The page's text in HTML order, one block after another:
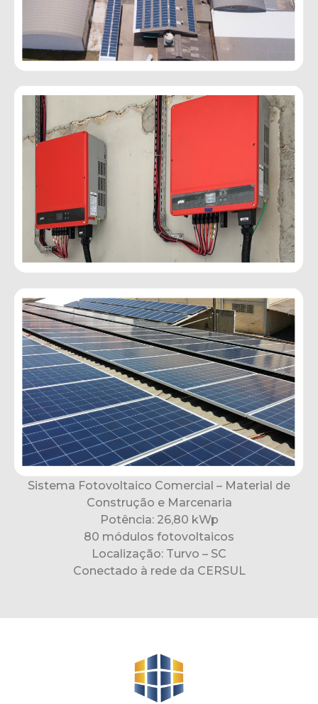
Sistema Fotovoltaico Comercial – Material de
Construção e Marcenaria
Potência: 26,80 kWp
80 módulos fotovoltaicos
Localização: Turvo – SC
Conectado à rede da CERSUL